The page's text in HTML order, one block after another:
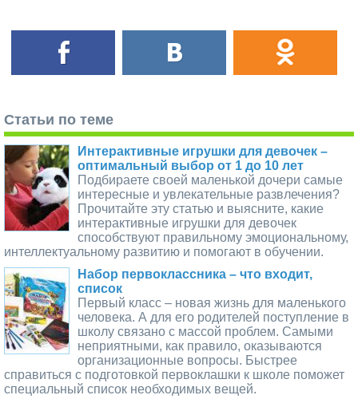
Статьи по теме
Интерактивные игрушки для девочек –
оптимальный выбор от 1 до 10 лет
Подбираете своей маленькой дочери самые
интересные и увлекательные развлечения?
Прочитайте эту статью и выясните, какие
интерактивные игрушки для девочек
способствуют правильному эмоциональному,
интеллектуальному развитию и помогают в обучении.
Набор первоклассника – что входит,
список
Первый класс – новая жизнь для маленького
человека. А для его родителей поступление в
школу связано с массой проблем. Самыми
неприятными, как правило, оказываются
организационные вопросы. Быстрее
справиться с подготовкой первоклашки к школе поможет
специальный список необходимых вещей.